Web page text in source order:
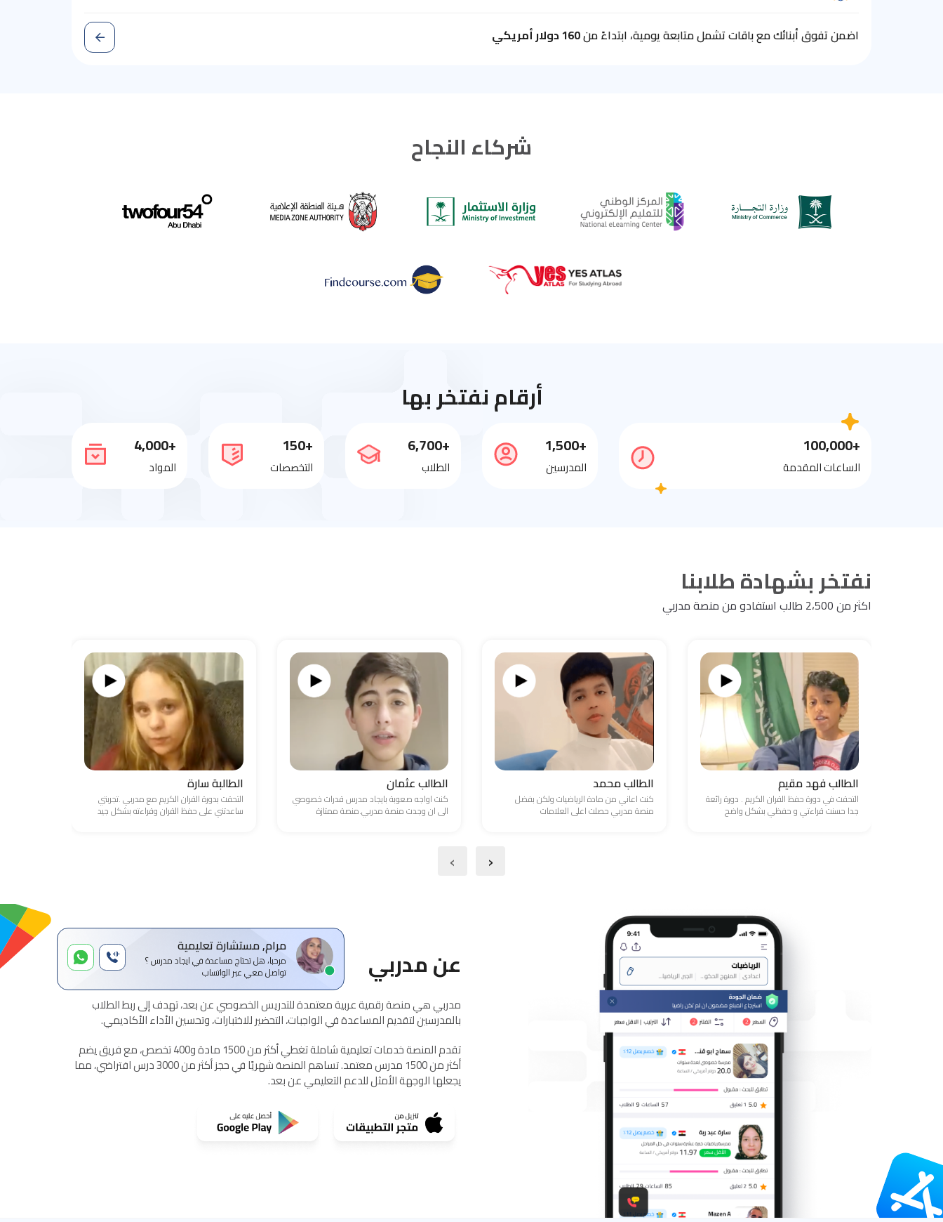
مرام, مستشارة تعليمية
مرحبا، هل تحتاج مساعدة في ايجاد مدرس ؟
تواصل معي عبر الواتساب
اضمن تفوق أبنائك مع باقات تشمل متابعة يومية، ابتداءً من160 دولار أمريكي
شركاء النجاح
أرقام نفتخر بها
+100,000
الساعات المقدمة
+1,500
المدرسين
+6,700
الطلاب
+150
التخصصات
+4,000
المواد
نفتخر بشهادة طلابنا
اكثر من 2،500 طالب استفادو من منصة مدربي
الطالب فهد مقيم
التحقت في دورة حفظ القران الكريم . دورة رائعة
جدا حسنت قراءتي و حفظي بشكل واضح
الطالب محمد
كنت اعاني من مادة الرياضيات ولكن بفضل
منصة مدربي حصلت اعلى العلامات
الطالب عثمان
كنت اواجه صعوبة بايجاد مدرس قدرات خصوصي
الى ان وجدت منصة مدربي.منصة ممتازة
الطالبة سارة
التحقت بدورة القران الكريم مع مدربي .تجربتي
ساعدتني على حفظ القران وقراءته بشكل جيد
‹
›
عن مدربي
مدربي هي منصة رقمية عربية معتمدة للتدريس الخصوصي عن بعد، تهدف إلى ربط الطلاب
بالمدرسين لتقديم المساعدة في الواجبات، التحضير للاختبارات، وتحسين الأداء الأكاديمي.
تقدم المنصة خدمات تعليمية شاملة تغطي أكثر من 1500 مادة و400 تخصص، مع فريق يضم
أكثر من 1500 مدرس معتمد. تساهم المنصة شهريًا في حجز أكثر من 3000 درس افتراضي، مما
يجعلها الوجهة الأمثل للدعم التعليمي عن بعد.